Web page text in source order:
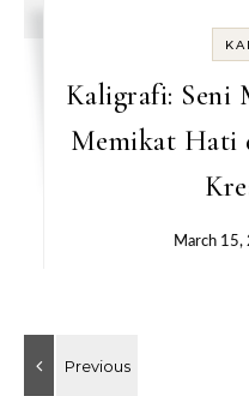
Kaligrafi: Seni
Memikat Hati
March 15,